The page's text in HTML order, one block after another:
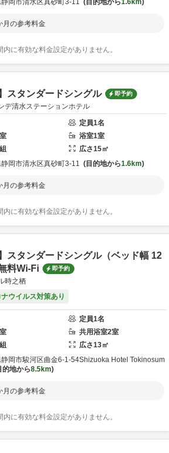
静岡市清水区真砂町3-11 目的地から1.6km
月の参考料金
内に有効な料金設定がありません。
スタンダードシングル 即予約
デ清水ステーションホテル
定員1名
室 浴室1室
組 広さ15㎡
静岡市清水区真砂町3-11 目的地から1.6km
月の参考料金
内に有効な料金設定がありません。
スタンダードシングル（ベッド幅 12
料Wi-Fi
即予約
時之栖
ウイルス対策あり
定員1名
室 共用浴室2室
組 広さ13㎡
静岡市駿河区曲金6-1-54Shizuoka Hotel Tokinosum
的地から8.5km
月の参考料金
内に有効な料金設定がありません。